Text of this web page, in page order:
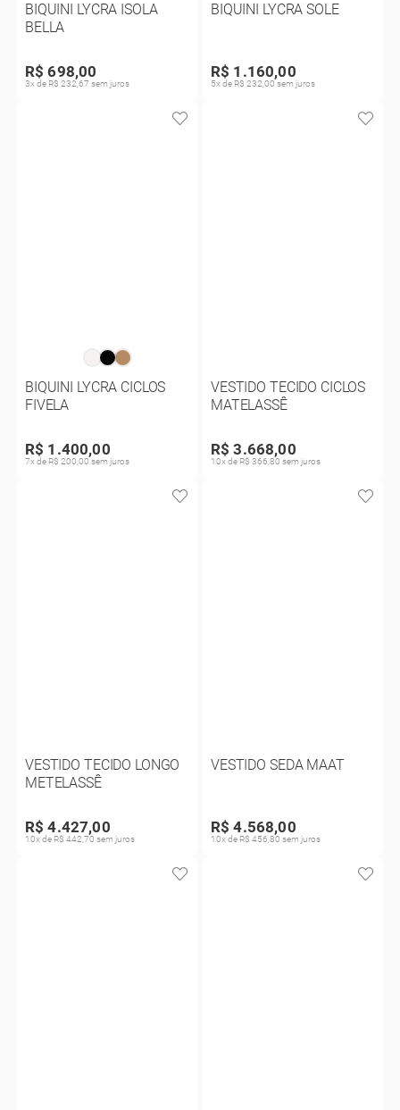
BIQUINI LYCRA ISOLA
BELLA
R$ 698,00
3x de R$ 232,67 sem juros
BIQUINI LYCRA SOLE
R$ 1.160,00
5x de R$ 232,00 sem juros
BIQUINI LYCRA CICLOS
FIVELA
R$ 1.400,00
7x de R$ 200,00 sem juros
VESTIDO TECIDO CICLOS
MATELASSÊ
R$ 3.668,00
10x de R$ 366,80 sem juros
VESTIDO TECIDO LONGO
METELASSÊ
R$ 4.427,00
10x de R$ 442,70 sem juros
VESTIDO SEDA MAAT
R$ 4.568,00
10x de R$ 456,80 sem juros